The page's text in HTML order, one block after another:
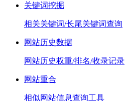
关键词挖掘
相关关键词/长尾关键词查询
网站历史数据
网站历史权重/排名/收录记录
网站重合
相似网站信息查询工具